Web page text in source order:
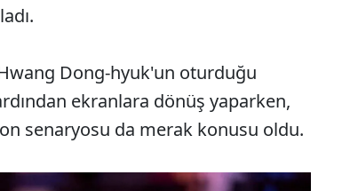
Dong-hyuk'un oturduğu
ekranlara dönüş yaparken,
senaryosu da merak konusu oldu.